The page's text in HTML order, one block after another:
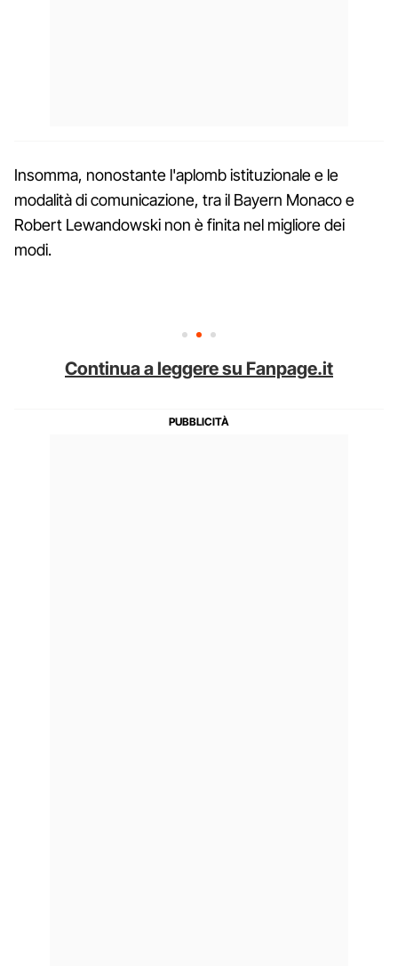
Insomma, nonostante l'aplomb istituzionale e le
modalità di comunicazione, tra il Bayern Monaco e
Robert Lewandowski non è finita nel migliore dei
modi.
Continua a leggere su Fanpage.it